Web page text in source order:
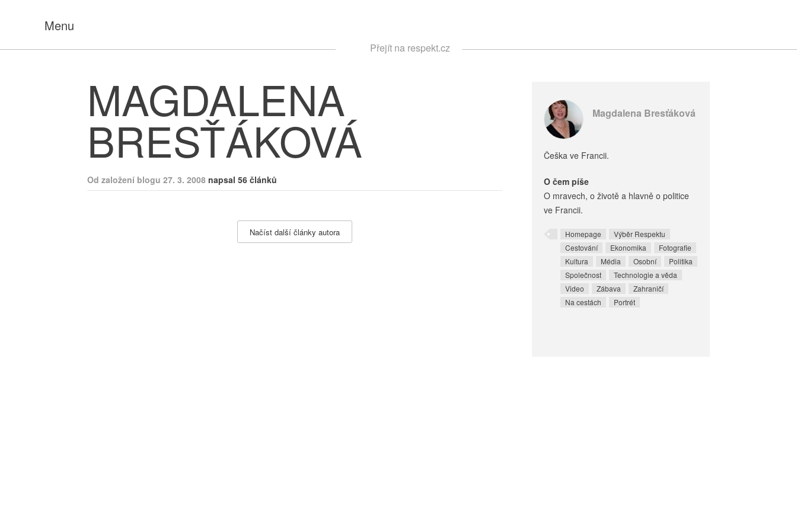
Menu
Přejít na respekt.cz
MAGDALENA
BRESŤÁKOVÁ
Od založení blogu 27. 3. 2008 napsal 56 článků
Načíst další články autora
Magdalena Bresťáková
Češka ve Francii.
O čem píše
O mravech, o životě a hlavně o politice
ve Francii.
Homepage
Výběr Respektu
Cestování
Ekonomika
Fotografie
Kultura
Média Osobní
Politika
Společnost
Technologie a věda
Video
Zábava
Zahraničí
Na cestách
Portrét